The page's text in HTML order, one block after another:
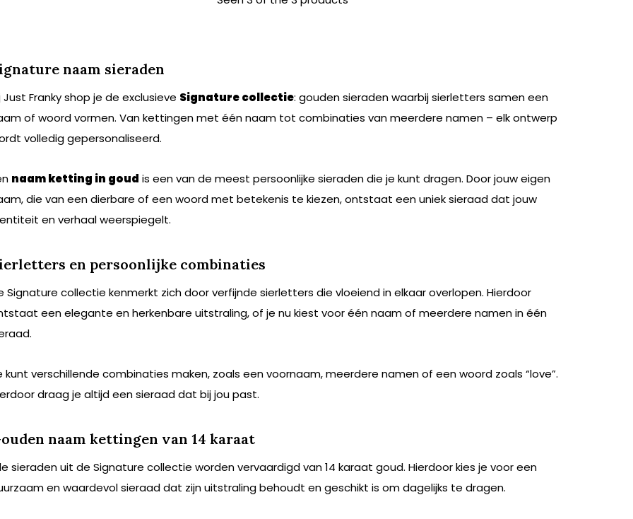
naam sieraden
Just Franky shop je de exclusieve Signature collectie: gouden sieraden waarbij sierletters samen een
of woord vormen. Van kettingen met één naam tot combinaties van meerdere namen – elk ontwerp
volledig gepersonaliseerd.
naam ketting in goud is een van de meest persoonlijke sieraden die je kunt dragen. Door jouw eigen
die van een dierbare of een woord met betekenis te kiezen, ontstaat een uniek sieraad dat jouw
en verhaal weerspiegelt.
en persoonlijke combinaties
Signature collectie kenmerkt zich door verfijnde sierletters die vloeiend in elkaar overlopen. Hierdoor
een elegante en herkenbare uitstraling, of je nu kiest voor één naam of meerdere namen in één
kunt verschillende combinaties maken, zoals een voornaam, meerdere namen of een woord zoals “love”.
draag je altijd een sieraad dat bij jou past.
naam kettingen van 14 karaat
sieraden uit de Signature collectie worden vervaardigd van 14 karaat goud. Hierdoor kies je voor een
en waardevol sieraad dat zijn uitstraling behoudt en geschikt is om dagelijks te dragen.